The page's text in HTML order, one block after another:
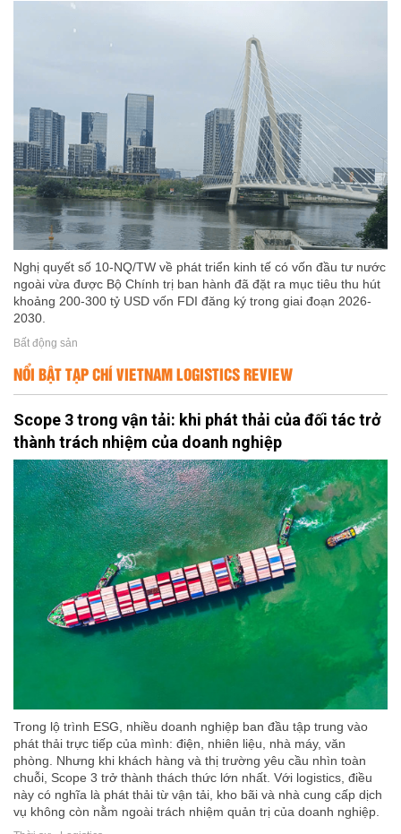
Nghị quyết số 10-NQ/TW về phát triển kinh tế có vốn đầu tư nước
ngoài vừa được Bộ Chính trị ban hành đã đặt ra mục tiêu thu hút
khoảng 200-300 tỷ USD vốn FDI đăng ký trong giai đoạn 2026-
2030.
Bất động sản
NỔI BẬT TẠP CHÍ VIETNAM LOGISTICS REVIEW
Scope 3 trong vận tải: khi phát thải của đối tác trở
thành trách nhiệm của doanh nghiệp
Trong lộ trình ESG, nhiều doanh nghiệp ban đầu tập trung vào
phát thải trực tiếp của mình: điện, nhiên liệu, nhà máy, văn
phòng. Nhưng khi khách hàng và thị trường yêu cầu nhìn toàn
chuỗi, Scope 3 trở thành thách thức lớn nhất. Với logistics, điều
này có nghĩa là phát thải từ vận tải, kho bãi và nhà cung cấp dịch
vụ không còn nằm ngoài trách nhiệm quản trị của doanh nghiệp.